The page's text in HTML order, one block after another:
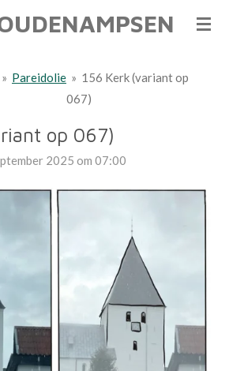
» Pareidolie » 156 Kerk (variant op
067)
op 067)
2025 om 07:00